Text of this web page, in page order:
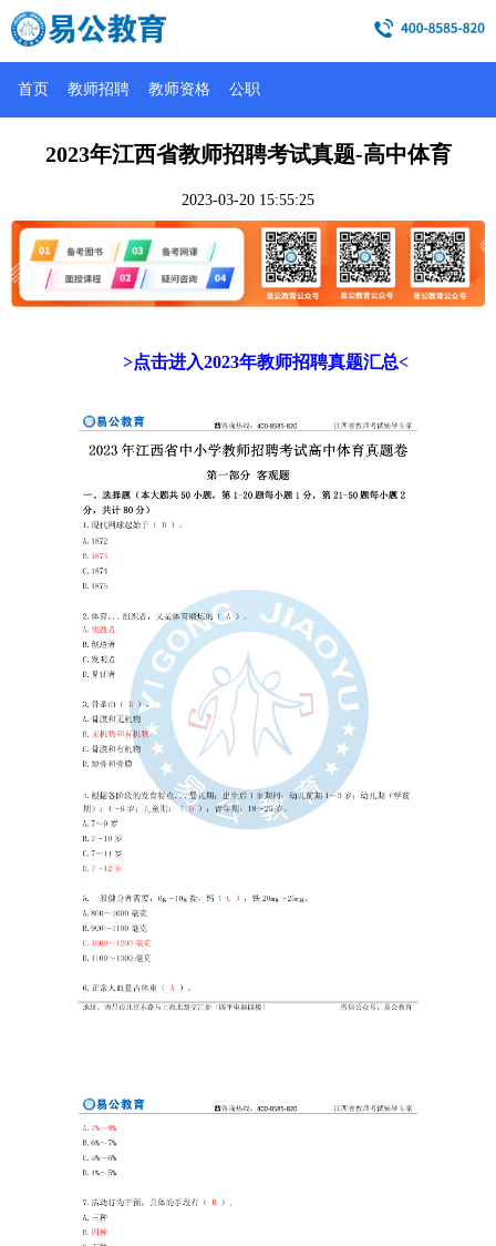
首页 教师招聘 教师资格 公职
2023年江西省教师招聘考试真题-高中体育
2023-03-20 15:55:25
>点击进入2023年教师招聘真题汇总<